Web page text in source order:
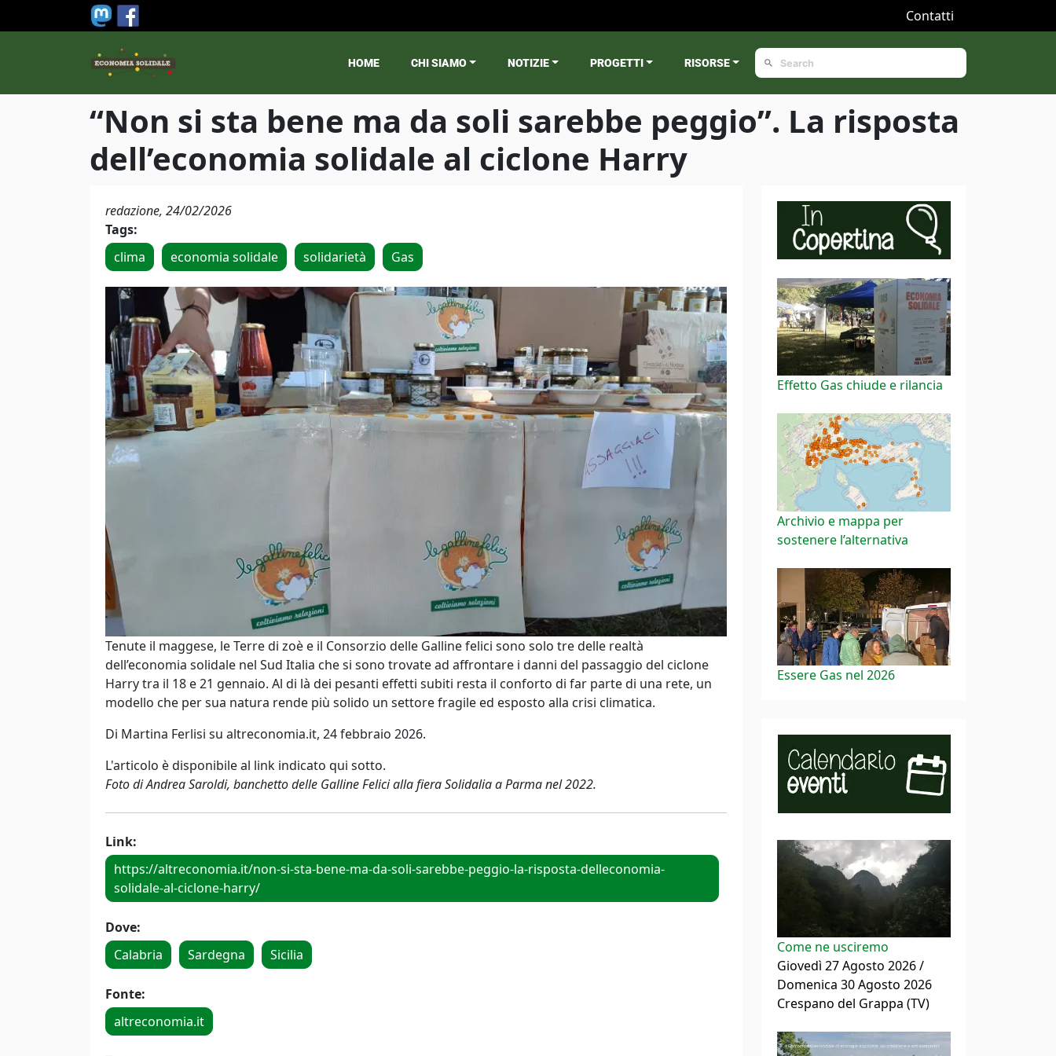
Salta al contenuto principale Contatti
Main menu
HOME CHI SIAMO NOTIZIE PROGETTI RISORSE
“Non si sta bene ma da soli sarebbe peggio”. La risposta
dell’economia solidale al ciclone Harry
redazione, 24/02/2026
Tags:
clima
economia solidale solidarietà Gas
Tenute il maggese, le Terre di zoè e il Consorzio delle Galline felici sono solo tre delle realtà
dell’economia solidale nel Sud Italia che si sono trovate ad affrontare i danni del passaggio del ciclone
Harry tra il 18 e 21 gennaio. Al di là dei pesanti effetti subiti resta il conforto di far parte di una rete, un
modello che per sua natura rende più solido un settore fragile ed esposto alla crisi climatica.
Di Martina Ferlisi su altreconomia.it, 24 febbraio 2026.
L'articolo è disponibile al link indicato qui sotto.
Foto di Andrea Saroldi, banchetto delle Galline Felici alla fiera Solidalia a Parma nel 2022.
Link:
https://altreconomia.it/non-si-sta-bene-ma-da-soli-sarebbe-peggio-la-risposta-delleconomia-
solidale-al-ciclone-harry/
Dove:
Calabria
Sardegna Sicilia
Fonte:
altreconomia.it
Effetto Gas chiude e rilancia
Archivio e mappa per
sostenere l’alternativa
Essere Gas nel 2026
Come ne usciremo
Giovedì 27 Agosto 2026 /
Domenica 30 Agosto 2026
Crespano del Grappa (TV)